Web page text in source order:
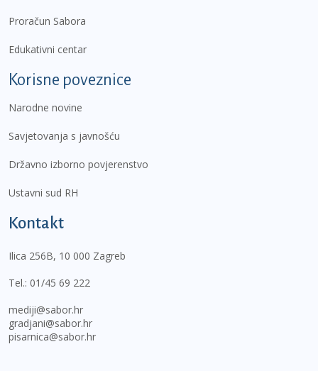
Proračun Sabora
Edukativni centar
Korisne poveznice
Narodne novine
Savjetovanja s javnošću
Državno izborno povjerenstvo
Ustavni sud RH
Kontakt
Ilica 256B, 10 000 Zagreb
Tel.: 01/45 69 222
mediji@sabor.hr
gradjani@sabor.hr
pisarnica@sabor.hr